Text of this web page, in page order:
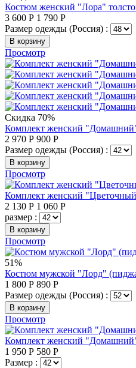
Костюм женский "Лора"
3 600 Р 1 790 Р
Размер одежды (Россия) :
В корзину
Просмотр
Скидка 70%
Комплект женский
2 970 Р 900 Р
Размер одежды (Россия) :
В корзину
Просмотр
Комплект женский
2 130 Р 1 060 Р
размер :
В корзину
Просмотр
51%
Костюм мужской "Лорд"
1 800 Р 890 Р
Размер одежды (Россия) :
В корзину
Просмотр
Комплект женский
1 950 Р 580 Р
Размер :